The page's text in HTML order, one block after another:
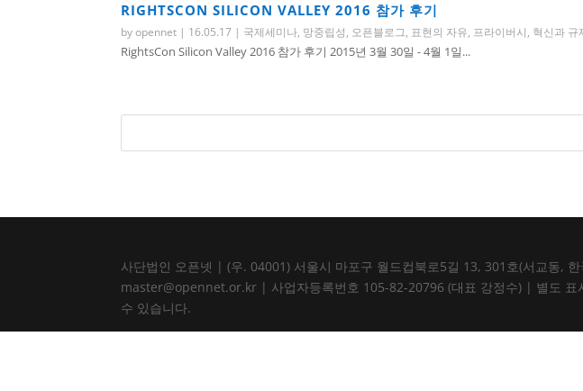
RIGHTSCON SILICON VALLEY 2016 참가 후기
byopennet | 16.05.17 | 국제세미나, 망중립성, 오픈블로그, 표현의 자유, 프라이버시, 혁신과 규
RightsCon Silicon Valley 2016 참가 후기 2015년 3월 30일 - 4월 1일...
사단법인 오픈넷 | (우. 04001) 서울시 마포구 월드컵북로5길 13, 301호(서교
master@opennet.or.kr | 사업자등록번호 105-82-20796 (대표 강정수) | 별도 표
수 있습니다.